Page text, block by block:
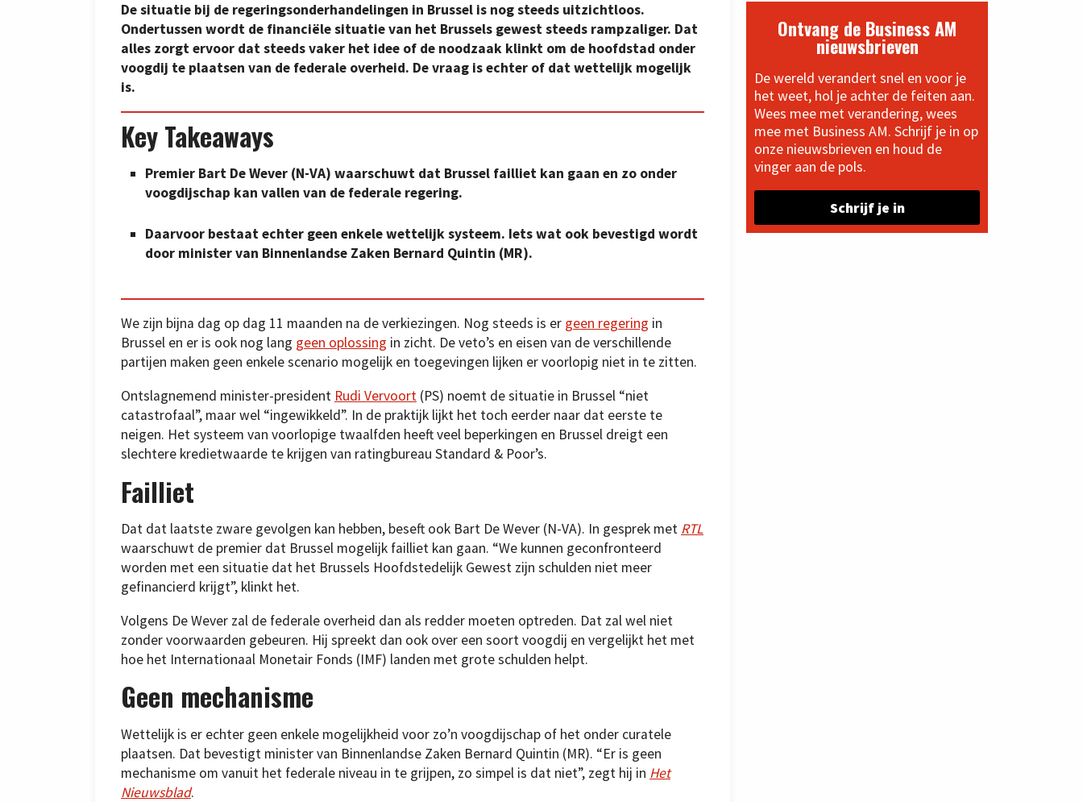
De situatie bij de regeringsonderhandelingen in Brussel is nog steeds uitzichtloos.
Ondertussen wordt de financiële situatie van het Brussels gewest steeds rampzaliger. Dat
alles zorgt ervoor dat steeds vaker het idee of de noodzaak klinkt om de hoofdstad onder
voogdij te plaatsen van de federale overheid. De vraag is echter of dat wettelijk mogelijk
is.
Key Takeaways
Premier Bart De Wever (N-VA) waarschuwt dat Brussel failliet kan gaan en zo onder
voogdijschap kan vallen van de federale regering.
Daarvoor bestaat echter geen enkele wettelijk systeem. Iets wat ook bevestigd wordt
door minister van Binnenlandse Zaken Bernard Quintin (MR).
We zijn bijna dag op dag 11 maanden na de verkiezingen. Nog steeds is er geen regering in
Brussel en er is ook nog lang geen oplossing in zicht. De veto’s en eisen van de verschillende
partijen maken geen enkele scenario mogelijk en toegevingen lijken er voorlopig niet in te zitten.
Ontslagnemend minister-president Rudi Vervoort (PS) noemt de situatie in Brussel “niet
catastrofaal”, maar wel “ingewikkeld”. In de praktijk lijkt het toch eerder naar dat eerste te
neigen. Het systeem van voorlopige twaalfden heeft veel beperkingen en Brussel dreigt een
slechtere kredietwaarde te krijgen van ratingbureau Standard & Poor’s.
Failliet
Dat dat laatste zware gevolgen kan hebben, beseft ook Bart De Wever (N-VA). In gesprek met RTL
waarschuwt de premier dat Brussel mogelijk failliet kan gaan. “We kunnen geconfronteerd
worden met een situatie dat het Brussels Hoofdstedelijk Gewest zijn schulden niet meer
gefinancierd krijgt”, klinkt het.
Volgens De Wever zal de federale overheid dan als redder moeten optreden. Dat zal wel niet
zonder voorwaarden gebeuren. Hij spreekt dan ook over een soort voogdij en vergelijkt het met
hoe het Internationaal Monetair Fonds (IMF) landen met grote schulden helpt.
Geen mechanisme
Wettelijk is er echter geen enkele mogelijkheid voor zo’n voogdijschap of het onder curatele
plaatsen. Dat bevestigt minister van Binnenlandse Zaken Bernard Quintin (MR). “Er is geen
mechanisme om vanuit het federale niveau in te grijpen, zo simpel is dat niet”, zegt hij in Het
Nieuwsblad.
Ontvang de Business AM
nieuwsbrieven
De wereld verandert snel en voor je
het weet, hol je achter de feiten aan.
Wees mee met verandering, wees
mee met Business AM. Schrijf je in op
onze nieuwsbrieven en houd de
vinger aan de pols.
Schrijf je in